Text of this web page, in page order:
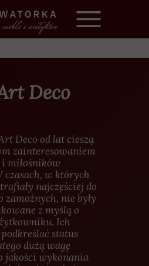
Deco od lat cieszą
zainteresowaniem
miłośników
w których
najczęściej do
zamożnych, nie były
z myślą o
Ich
status
dużą wagę
jakości wykonania
Deco